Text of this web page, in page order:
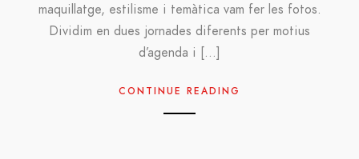
maquillatge, estilisme i temàtica vam fer les fotos.
Dividim en dues jornades diferents per motius
d’agenda i […]
CONTINUE READING